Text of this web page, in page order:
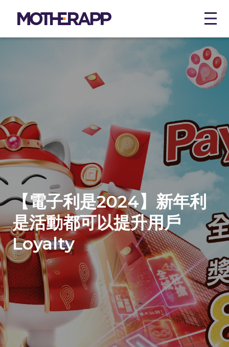
Points & Tiered Rewards
Paid Membership
E-commerce Integration
Personalisation
Clienteling App
Customer 360
Event Marketing
Owning Your Data and Channel
Hotel
Restaurant
Partner Loyalty
Enterprise
EGL Tours
Link Up
Lane Crawford
Data Science
Secret to Success
【電子利是2024】新年利
是活動都可以提升用戶
Loyalty
Want a free personal demo?